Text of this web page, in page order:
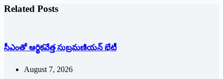
Related Posts
సీఎంతో ఆర్థికవేత్త సుబ్రమణియన్ భేటీ
August 7, 2026